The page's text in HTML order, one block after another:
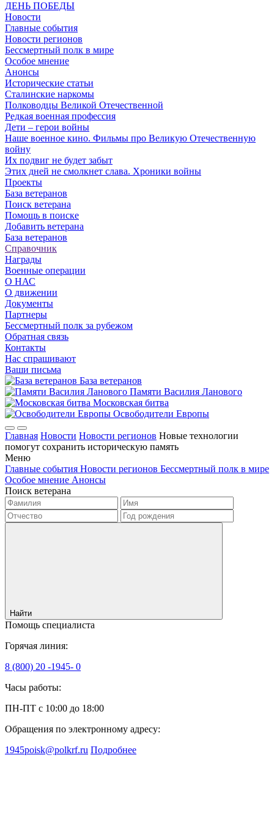
ДЕНЬ ПОБЕДЫ
Новости
Главные события
Новости регионов
Бессмертный полк в мире
Особое мнение
Анонсы
Исторические статьи
Сталинские наркомы
Полководцы Великой Отечественной
Редкая военная профессия
Дети – герои войны
Наше военное кино. Фильмы про Великую Отечественную
войну
Их подвиг не будет забыт
Этих дней не смолкнет слава. Хроники войны
Проекты
База ветеранов
Поиск ветерана
Помощь в поиске
Добавить ветерана
База ветеранов
Справочник
Награды
Военные операции
О НАС
О движении
Документы
Партнеры
Бессмертный полк за рубежом
Обратная связь
Контакты
Нас спрашивают
Ваши письма
База ветеранов
Памяти Василия Ланового
Московская битва
Освободители Европы
Главная Новости Новости регионов Новые технологии
помогут сохранить историческую память
Меню
Главные события Новости регионов Бессмертный полк в мире
Особое мнение Анонсы
Поиск ветерана
Найти
Помощь специалиста
Горячая линия:
8 (800) 20 -1945- 0
Часы работы:
ПН-ПТ с 10:00 до 18:00
Обращения по электронному адресу:
1945poisk@polkrf.ru Подробнее